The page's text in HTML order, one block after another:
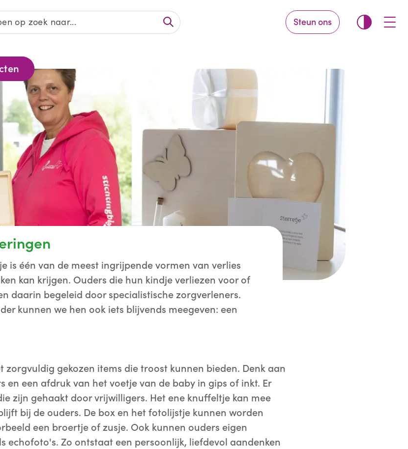
Steun ons
is één van de meest ingrijpende vormen van verlies
kan krijgen. Ouders die hun kindje verliezen voor of
daarin begeleid door specialistische zorgverleners.
kunnen we hen ook iets blijvends meegeven: een
zorgvuldig gekozen items die troost kunnen bieden. Denk aan
en een afdruk van het voetje van de baby in gips of inkt. Er
zijn gehaakt door vrijwilligers. Het ene knuffeltje kan mee
bij de ouders. De box en het fotolijstje kunnen worden
een broertje of zusje. Ook kunnen ouders eigen
echofoto's. Zo ontstaat een persoonlijk, liefdevol aandenken